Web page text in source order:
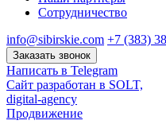
Сотрудничество
info@sibirskie.com +7 (383)
Заказать звонок
Написать в Telegram
Сайт разработан в SOLT,
digital-agency
Продвижение